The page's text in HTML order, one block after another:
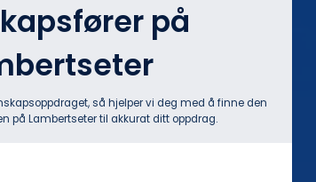
på
så hjelper vi deg med å finne den
på Lambertseter til akkurat ditt oppdrag.